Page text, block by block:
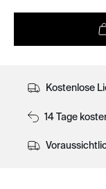
Kostenlose
14 Tage